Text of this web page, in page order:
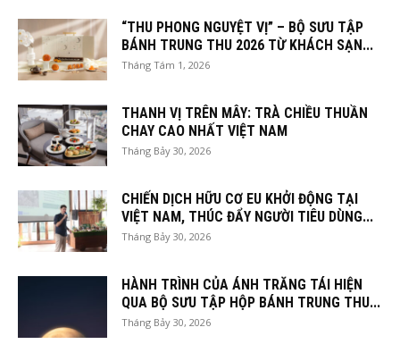
“THU PHONG NGUYỆT VỊ” – BỘ SƯU TẬP
BÁNH TRUNG THU 2026 TỪ KHÁCH SẠN...
Tháng Tám 1, 2026
THANH VỊ TRÊN MÂY: TRÀ CHIỀU THUẦN
CHAY CAO NHẤT VIỆT NAM
Tháng Bảy 30, 2026
CHIẾN DỊCH HỮU CƠ EU KHỞI ĐỘNG TẠI
VIỆT NAM, THÚC ĐẨY NGƯỜI TIÊU DÙNG...
Tháng Bảy 30, 2026
HÀNH TRÌNH CỦA ÁNH TRĂNG TÁI HIỆN
QUA BỘ SƯU TẬP HỘP BÁNH TRUNG THU...
Tháng Bảy 30, 2026